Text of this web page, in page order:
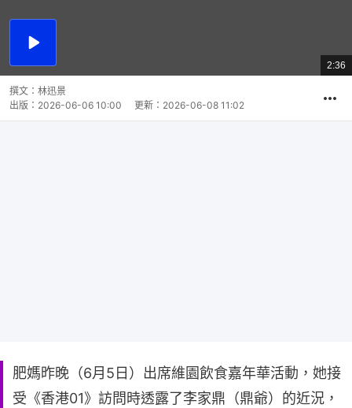
播
總
共
2:36
撰文： 林迅景
出版： 2026-06-06 10:00 更新： 2026-06-08 11:02
肥媽昨晚（6月5日）出席維園飲食嘉年華活動，她接
受《香港01》訪問時透露了李家鼎（鼎爺）的近況，